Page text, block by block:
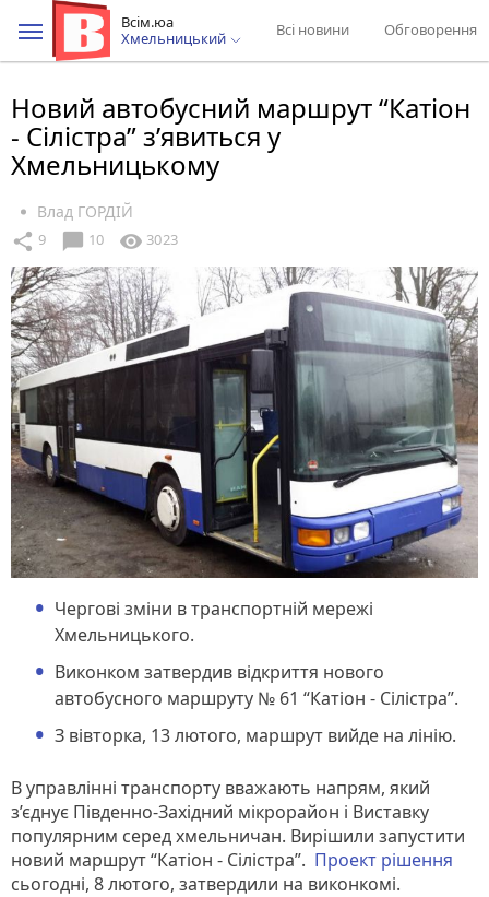
Всім.юа
Хмельницький
Всі новини Обговорення
Новий автобусний маршрут “Катіон
- Сілістра” з’явиться у
Хмельницькому
Влад ГОРДІЙ
share 9 chat_bubble 10 visibility 3023
Чергові зміни в транспортній мережі
Хмельницького.
Виконком затвердив відкриття нового
автобусного маршруту № 61 “Катіон - Сілістра”.
З вівторка, 13 лютого, маршрут вийде на лінію.
В управлінні транспорту вважають напрям, який
з’єднує Південно-Західний мікрорайон і Виставку
популярним серед хмельничан. Вирішили запустити
новий маршрут “Катіон - Сілістра”. Проект рішення
сьогодні, 8 лютого, затвердили на виконкомі.